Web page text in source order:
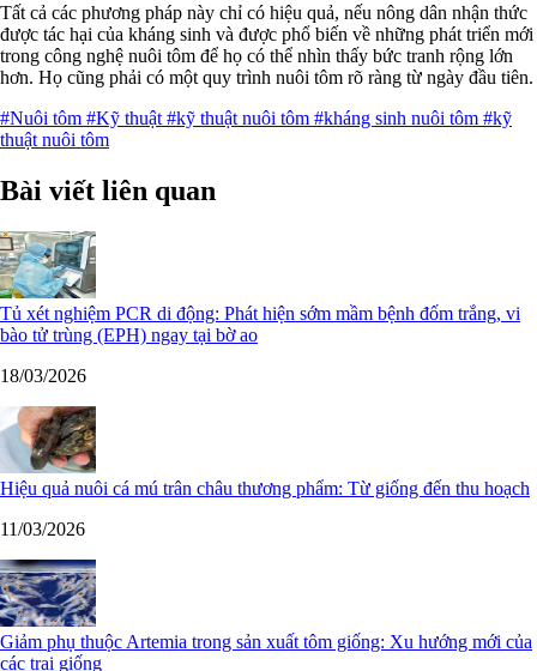
Tất cả các phương pháp này chỉ có hiệu quả, nếu nông dân nhận thức
được tác hại của kháng sinh và được phổ biến về những phát triển mới
trong công nghệ nuôi tôm để họ có thể nhìn thấy bức tranh rộng lớn
hơn. Họ cũng phải có một quy trình nuôi tôm rõ ràng từ ngày đầu tiên.
#Nuôi tôm #Kỹ thuật #kỹ thuật nuôi tôm #kháng sinh nuôi tôm #kỹ
thuật nuôi tôm
Bài viết liên quan
Tủ xét nghiệm PCR di động: Phát hiện sớm mầm bệnh đốm trắng, vi
bào tử trùng (EPH) ngay tại bờ ao
18/03/2026
Hiệu quả nuôi cá mú trân châu thương phẩm: Từ giống đến thu hoạch
11/03/2026
Giảm phụ thuộc Artemia trong sản xuất tôm giống: Xu hướng mới của
các trại giống